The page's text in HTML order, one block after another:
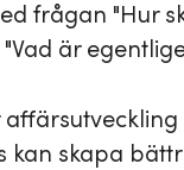
frågan "Hur
är
kan skapa